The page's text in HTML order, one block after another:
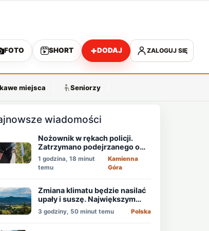
FOTO SHORT +DODAJ ZALOGUJ SIĘ
miejsca Seniorzy
wiadomości
Nożownik w rękach policji.
Zatrzymano podejrzanego o
usiłowanie zabójstwa!
1 godzina, 18 minut
temu
Kamienna
Góra
Zmiana klimatu będzie nasilać
upały i suszę. Największym
zagrożeniem jest niedobór
wody
3 godziny, 50 minut temu Polska